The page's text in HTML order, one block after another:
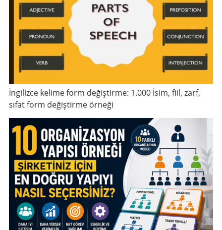
İngilizce kelime form değiştirme: 1.000 İsim, fiil, zarf,
sıfat form değiştirme örneği